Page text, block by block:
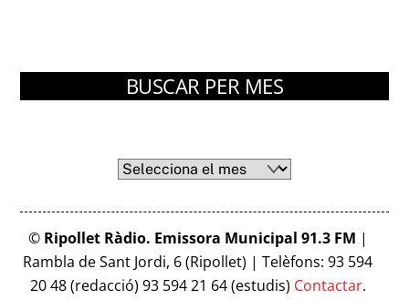
BUSCAR PER MES
Arxius
© Ripollet Ràdio. Emissora Municipal 91.3 FM |
Rambla de Sant Jordi, 6 (Ripollet) | Telèfons: 93 594
20 48 (redacció) 93 594 21 64 (estudis) Contactar.